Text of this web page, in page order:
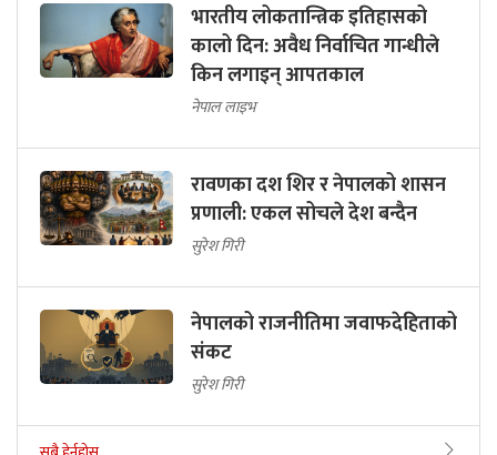
भारतीय लोकतान्त्रिक इतिहासको
कालो दिन: अवैध निर्वाचित गान्धीले
किन लगाइन् आपतकाल
नेपाल लाइभ
रावणका दश शिर र नेपालको शासन
प्रणाली: एकल सोचले देश बन्दैन
सुरेश गिरी
नेपालको राजनीतिमा जवाफदेहिताको
संकट
सुरेश गिरी